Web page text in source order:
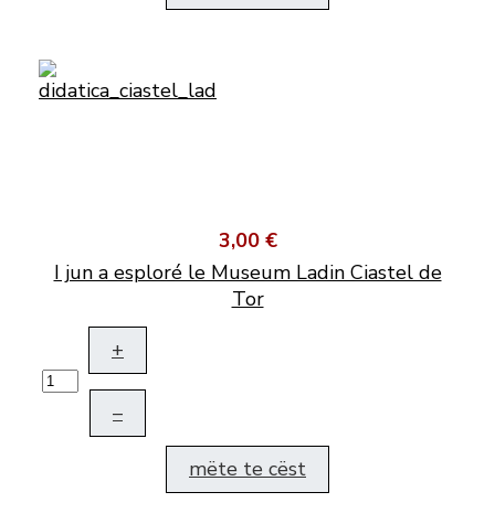
3,00 €
I jun a esploré le Museum Ladin Ciastel de
Tor
+
–
mëte te cëst